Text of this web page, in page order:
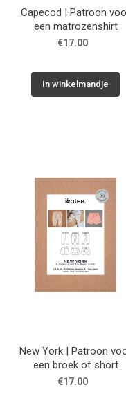
Capecod | Patroon
een matrozenshirt
€17.00
In winkelmandje
New York | Patroon
een broek of short
€17.00